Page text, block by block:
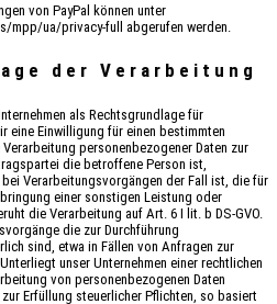
von PayPal können unter
ua/privacy-full abgerufen werden.
der Verarbeitung
als Rechtsgrundlage für
eine Einwilligung für einen bestimmten
personenbezogener Daten zur
die betroffene Person ist,
Verarbeitungsvorgängen der Fall ist, die für
einer sonstigen Leistung oder
die Verarbeitung auf Art. 6 I lit. b DS-GVO.
die zur Durchführung
sind, etwa in Fällen von Anfragen zur
unser Unternehmen einer rechtlichen
von personenbezogenen Daten
Erfüllung steuerlicher Pflichten, so basiert